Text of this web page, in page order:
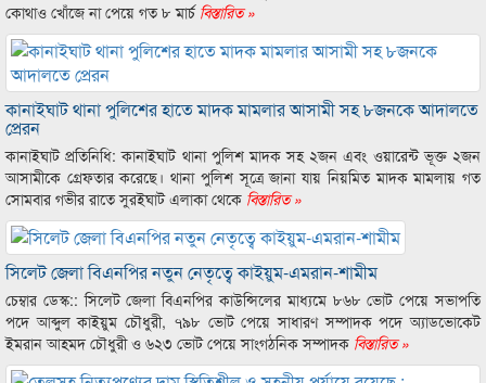
কোথাও খোঁজে না পেয়ে গত ৮ মার্চবিস্তারিত »
কানাইঘাট থানা পুলিশের হাতে মাদক মামলার আসামী সহ ৮জনকে আদালতে
প্রেরন
কানাইঘাট প্রতিনিধি: কানাইঘাট থানা পুলিশ মাদক সহ ২জন এবং ওয়ারেন্ট ভূক্ত ২জন
আসামীকে গ্রেফতার করেছে। থানা পুলিশ সূত্রে জানা যায় নিয়মিত মাদক মামলায় গত
সোমবার গভীর রাতে সুরইঘাট এলাকা থেকে বিস্তারিত »
সিলেট জেলা বিএনপির নতুন নেতৃত্বে কাইয়ুম-এমরান-শামীম
চেম্বার ডেস্ক:: সিলেট জেলা বিএনপির কাউন্সিলের মাধ্যমে ৮৬৮ ভোট পেয়ে সভাপতি
পদে আব্দুল কাইয়ুম চৌধুরী, ৭৯৮ ভোট পেয়ে সাধারণ সম্পাদক পদে অ্যাডভোকেট
ইমরান আহমদ চৌধুরী ও ৬২৩ ভোট পেয়ে সাংগঠনিক সম্পাদক বিস্তারিত »